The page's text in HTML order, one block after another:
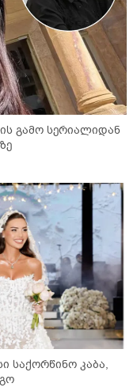
გამო სერიალიდან